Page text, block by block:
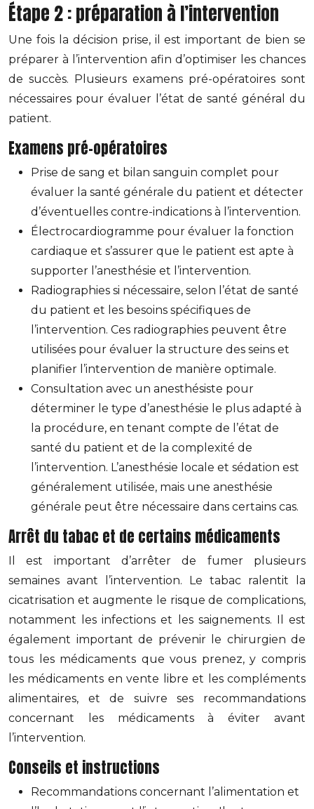
Étape 2 : préparation à l’intervention
Une fois la décision prise, il est important de bien se
préparer à l’intervention afin d’optimiser les chances
de succès. Plusieurs examens pré-opératoires sont
nécessaires pour évaluer l’état de santé général du
patient.
Examens pré-opératoires
Prise de sang et bilan sanguin complet pour
évaluer la santé générale du patient et détecter
d’éventuelles contre-indications à l’intervention.
Électrocardiogramme pour évaluer la fonction
cardiaque et s’assurer que le patient est apte à
supporter l’anesthésie et l’intervention.
Radiographies si nécessaire, selon l’état de santé
du patient et les besoins spécifiques de
l’intervention. Ces radiographies peuvent être
utilisées pour évaluer la structure des seins et
planifier l’intervention de manière optimale.
Consultation avec un anesthésiste pour
déterminer le type d’anesthésie le plus adapté à
la procédure, en tenant compte de l’état de
santé du patient et de la complexité de
l’intervention. L’anesthésie locale et sédation est
généralement utilisée, mais une anesthésie
générale peut être nécessaire dans certains cas.
Arrêt du tabac et de certains médicaments
Il est important d’arrêter de fumer plusieurs
semaines avant l’intervention. Le tabac ralentit la
cicatrisation et augmente le risque de complications,
notamment les infections et les saignements. Il est
également important de prévenir le chirurgien de
tous les médicaments que vous prenez, y compris
les médicaments en vente libre et les compléments
alimentaires, et de suivre ses recommandations
concernant les médicaments à éviter avant
l’intervention.
Conseils et instructions
Recommandations concernant l’alimentation et